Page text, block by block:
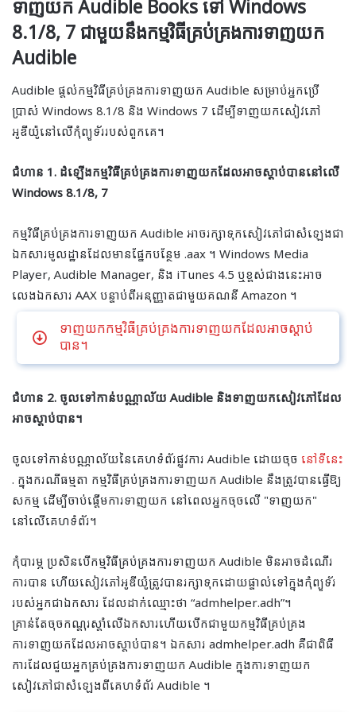
ទាញយក Audible Books ទៅ Windows
8.1/8, 7 ជាមួយនឹងកម្មវិធីគ្រប់គ្រងការទាញយក
Audible
Audible ផ្តល់កម្មវិធីគ្រប់គ្រងការទាញយក Audible សម្រាប់អ្នកប្រើ
ប្រាស់ Windows 8.1/8 និង Windows 7 ដើម្បីទាញយកសៀវភៅ
អូឌីយ៉ូនៅលើកុំព្យូទ័ររបស់ពួកគេ។
ជំហាន 1. ដំឡើងកម្មវិធីគ្រប់គ្រងការទាញយកដែលអាចស្ដាប់បាននៅលើ
Windows 8.1/8, 7
កម្មវិធីគ្រប់គ្រងការទាញយក Audible អាចរក្សាទុកសៀវភៅជាសំឡេងជា
ឯកសារមូលដ្ឋានដែលមានផ្នែកបន្ថែម .aax ។ Windows Media
Player, Audible Manager, និង iTunes 4.5 ឬខ្ពស់ជាងនេះអាច
លេងឯកសារ AAX បន្ទាប់ពីអនុញ្ញាតជាមួយគណនី Amazon ។
ទាញយកកម្មវិធីគ្រប់គ្រងការទាញយកដែលអាចស្តាប់
បាន។
ជំហាន 2. ចូលទៅកាន់បណ្ណាល័យ Audible និងទាញយកសៀវភៅដែល
អាចស្តាប់បាន។
ចូលទៅកាន់បណ្ណាល័យនៃគេហទំព័រផ្លូវការ Audible ដោយចុច នៅទីនេះ
. ក្នុងករណីធម្មតា កម្មវិធីគ្រប់គ្រងការទាញយក Audible នឹងត្រូវបានធ្វើឱ្យ
សកម្ម ដើម្បីចាប់ផ្តើមការទាញយក នៅពេលអ្នកចុចលើ "ទាញយក"
នៅលើគេហទំព័រ។
កុំបារម្ភ ប្រសិនបើកម្មវិធីគ្រប់គ្រងការទាញយក Audible មិនអាចដំណើរ
ការបាន ហើយសៀវភៅអូឌីយ៉ូត្រូវបានរក្សាទុកដោយផ្ទាល់ទៅក្នុងកុំព្យូទ័រ
របស់អ្នកជាឯកសារ ដែលដាក់ឈ្មោះថា “admhelper.adh”។
គ្រាន់តែចុចកណ្ដុរស្ដាំលើឯកសារហើយបើកជាមួយកម្មវិធីគ្រប់គ្រង
ការទាញយកដែលអាចស្ដាប់បាន។ ឯកសារ admhelper.adh គឺជាពិធី
ការដែលជួយអ្នកគ្រប់គ្រងការទាញយក Audible ក្នុងការទាញយក
សៀវភៅជាសំឡេងពីគេហទំព័រ Audible ។